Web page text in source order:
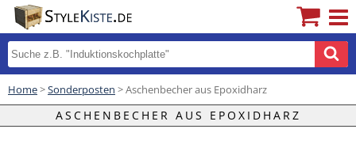
Home>Sonderposten > Aschenbecher aus Epoxidharz
ASCHENBECHER AUS EPOXIDHARZ